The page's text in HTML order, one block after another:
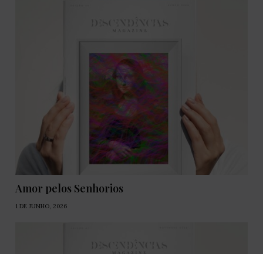
Amor pelos Senhorios
1 DE JUNHO, 2026